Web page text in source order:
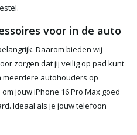
voor in de auto
Daarom bieden wij
zorgen dat jij veilig op pad kunt
meerdere autohouders op
jouw iPhone 16 Pro Max goed
Ideaal als je jouw telefoon